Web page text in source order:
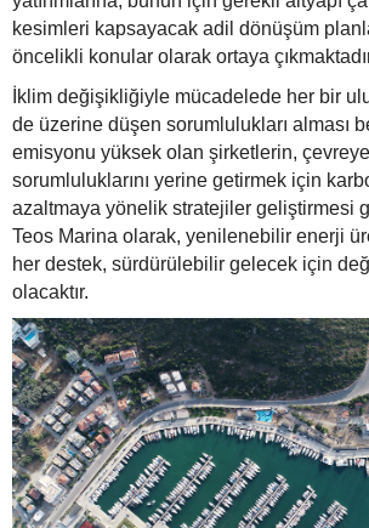
kesimleri kapsayacak adil dönüşüm
öncelikli konular olarak ortaya
İklim değişikliğiyle mücadelede her bir
de üzerine düşen sorumlulukları alması
emisyonu yüksek olan şirketlerin,
sorumluluklarını yerine getirmek için
azaltmaya yönelik stratejiler geliştirmesi
Teos Marina olarak, yenilenebilir enerji
her destek, sürdürülebilir gelecek için
olacaktır.